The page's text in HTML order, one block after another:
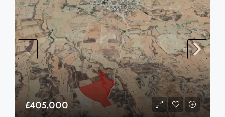
£405,000